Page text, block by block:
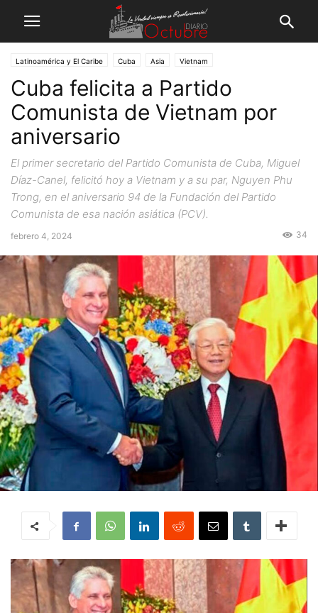
Latinoamérica y El Caribe Cuba Asia Vietnam
Cuba felicita a Partido
Comunista de Vietnam por
aniversario
El primer secretario del Partido Comunista de Cuba, Miguel
Díaz-Canel, felicitó hoy a Vietnam y a su par, Nguyen Phu
Trong, en el aniversario 94 de la Fundación del Partido
Comunista de esa nación asiática (PCV).
febrero 4, 2024 34